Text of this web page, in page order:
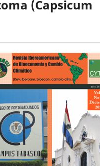
(Capsicum